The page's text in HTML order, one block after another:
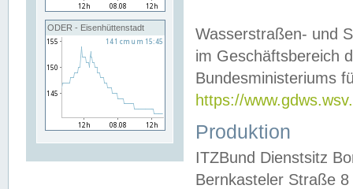
ODER - Eisenhüttenstadt
Wasserstraßen- und
im Geschäftsbereich
Bundesministeriums
https://
Produktion
ITZBund Dienstsitz
Bernkasteler Straße 8